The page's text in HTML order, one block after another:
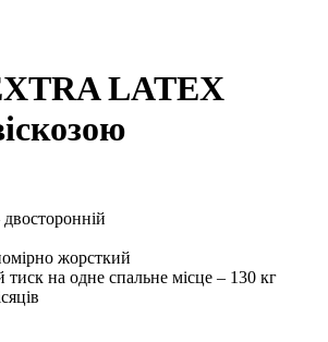
LATEX
жорсткий
на одне спальне місце – 130 кг